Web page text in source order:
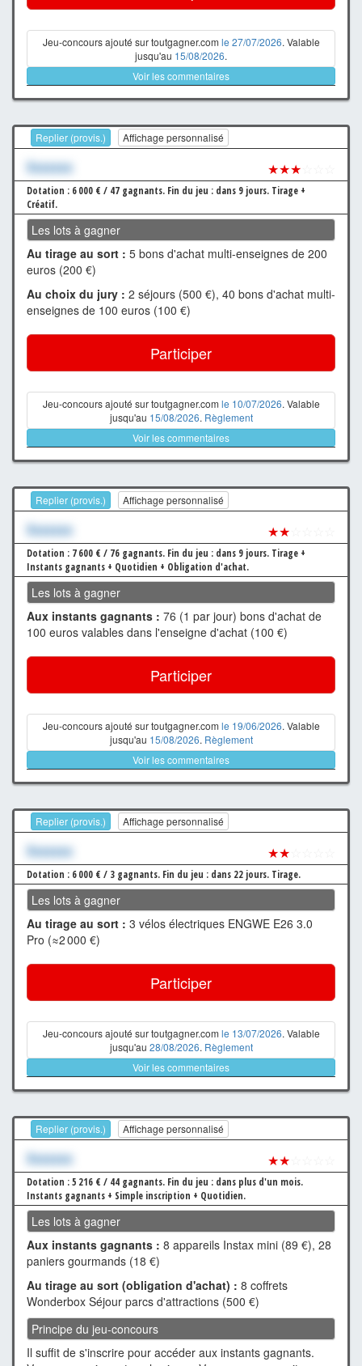
Jeu-concours ajouté sur toutgagner.com le 27/07/2026. Valable
jusqu'au 15/08/2026.
Voir les commentaires
Replier (provis.) Affichage personnalisé
Xxxxxxx ★★★
Dotation : 6 000 € / 47 gagnants. Fin du jeu : dans 9 jours. Tirage +
Créatif.
Les lots à gagner
Au tirage au sort : 5 bons d'achat multi-enseignes de 200
euros (200 €)
Au choix du jury : 2 séjours (500 €), 40 bons d'achat multi-
enseignes de 100 euros (100 €)
Participer
Jeu-concours ajouté sur toutgagner.com le 10/07/2026. Valable
jusqu'au 15/08/2026. Règlement
Voir les commentaires
Replier (provis.) Affichage personnalisé
Xxxxxxx ★★
Dotation : 7 600 € / 76 gagnants. Fin du jeu : dans 9 jours. Tirage +
Instants gagnants + Quotidien + Obligation d'achat.
Les lots à gagner
Aux instants gagnants : 76 (1 par jour) bons d'achat de
100 euros valables dans l'enseigne d'achat (100 €)
Participer
Jeu-concours ajouté sur toutgagner.com le 19/06/2026. Valable
jusqu'au 15/08/2026. Règlement
Voir les commentaires
Replier (provis.) Affichage personnalisé
Xxxxxxx ★★
Dotation : 6 000 € / 3 gagnants. Fin du jeu : dans 22 jours. Tirage.
Les lots à gagner
Au tirage au sort : 3 vélos électriques ENGWE E26 3.0
Pro (≈2 000 €)
Participer
Jeu-concours ajouté sur toutgagner.com le 13/07/2026. Valable
jusqu'au 28/08/2026. Règlement
Voir les commentaires
Replier (provis.) Affichage personnalisé
Xxxxxxx ★★
Dotation : 5 216 € / 44 gagnants. Fin du jeu : dans plus d'un mois.
Instants gagnants + Simple inscription + Quotidien.
Les lots à gagner
Aux instants gagnants : 8 appareils Instax mini (89 €), 28
paniers gourmands (18 €)
Au tirage au sort (obligation d'achat) : 8 coffrets
Wonderbox Séjour parcs d'attractions (500 €)
Principe du jeu-concours
Il suffit de s'inscrire pour accéder aux instants gagnants.